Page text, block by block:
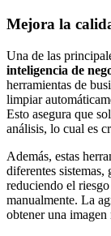
Mejora la
Una de las
inteligencia de
herramientas de
limpiar
Esto asegura que
análisis, lo cual es
Además, estas
diferentes
reduciendo el
manualmente. La
obtener una imagen